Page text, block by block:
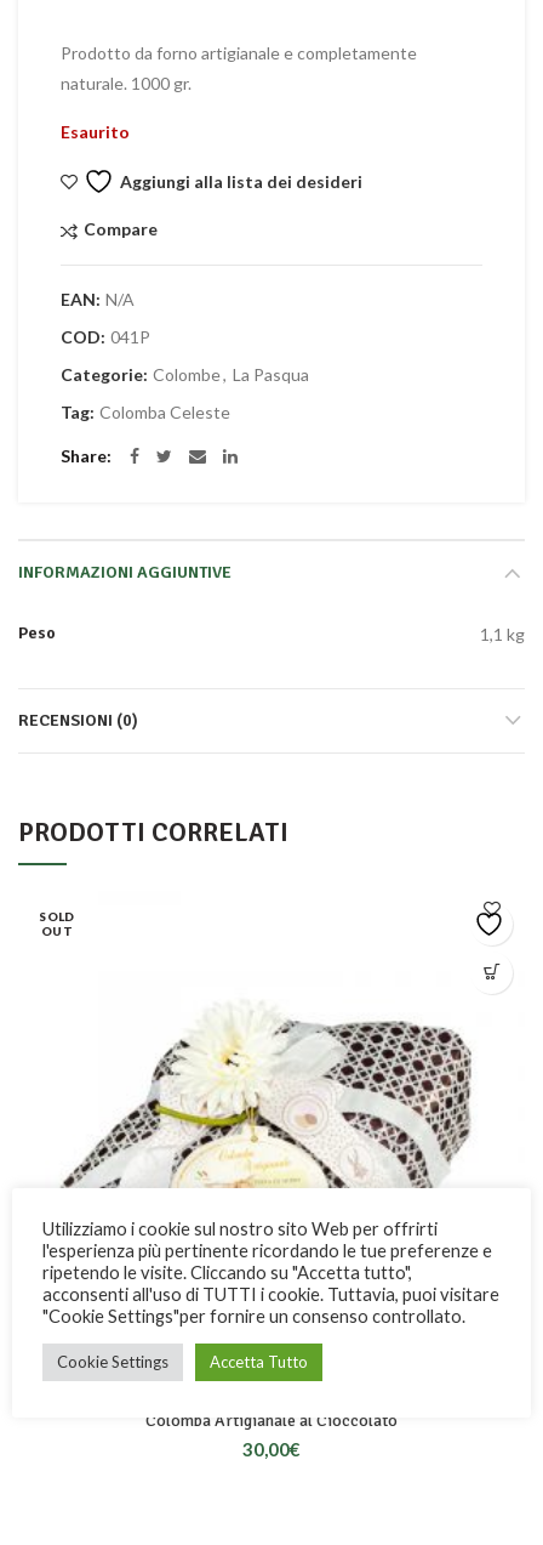
Prodotto da forno artigianale e completamente
naturale. 1000 gr.
Esaurito
Aggiungi alla lista dei desideri
Compare
EAN: N/A
COD: 041P
Categorie: Colombe, La Pasqua
Tag: Colomba Celeste
Share
INFORMAZIONI AGGIUNTIVE
Peso 1,1 kg
RECENSIONI (0)
PRODOTTI CORRELATI
SOLD
OUT
Colomba Artigianale al Cioccolato
30,00€
Utilizziamo i cookie sul nostro sito Web per offrirti
l'esperienza più pertinente ricordando le tue preferenze e
ripetendo le visite. Cliccando su "Accetta tutto",
acconsenti all'uso di TUTTI i cookie. Tuttavia, puoi visitare
"Cookie Settings"per fornire un consenso controllato.
Cookie Settings Accetta Tutto